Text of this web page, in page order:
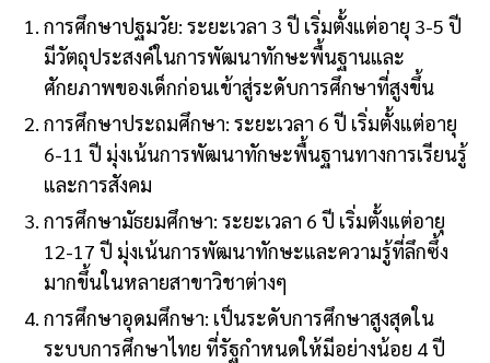
การศึกษาปฐมวัย: ระยะเวลา 3 ปี เริ่มตั้งแต่อายุ 3-5 ปี
มีวัตถุประสงค์ในการพัฒนาทักษะพื้นฐานและ
ศักยภาพของเด็กก่อนเข้าสู่ระดับการศึกษาที่สูงขึ้น
การศึกษาประถมศึกษา: ระยะเวลา 6 ปี เริ่มตั้งแต่อายุ
6-11 ปี มุ่งเน้นการพัฒนาทักษะพื้นฐานทางการเรียนรู้
และการสังคม
การศึกษามัธยมศึกษา: ระยะเวลา 6 ปี เริ่มตั้งแต่อายุ
12-17 ปี มุ่งเน้นการพัฒนาทักษะและความรู้ที่ลึกซึ้ง
มากขึ้นในหลายสาขาวิชาต่างๆ
การศึกษาอุดมศึกษา: เป็นระดับการศึกษาสูงสุดใน
ระบบการศึกษาไทย ที่รัฐกำหนดให้มีอย่างน้อย 4 ปี